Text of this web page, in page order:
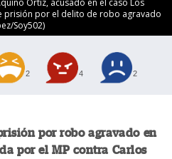
Ortiz, acusado en el caso Los
prisión por el delito de robo agravado
Soy502)
2 4 2
por robo agravado en
por el MP contra Carlos